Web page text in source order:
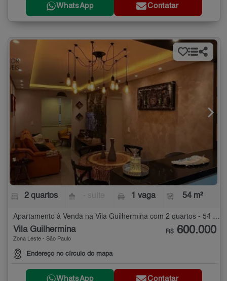
WhatsApp Contatar
2 quartos 1 vaga 54 m²
Vila Guilhermina
Zona Leste - São Paulo
Endereço no círculo do mapa
R$ 600.000
WhatsApp Contatar